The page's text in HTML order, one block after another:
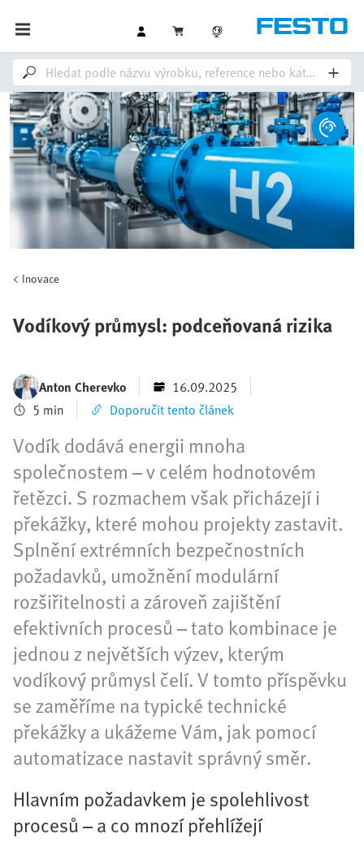
Inovace
Vodíkový průmysl: podceňovaná rizika
Anton Cherevko
16.09.2025
5 min
Doporučit tento článek
Vodík dodává energii mnoha
společnostem – v celém hodnotovém
řetězci. S rozmachem však přicházejí i
překážky, které mohou projekty zastavit.
Splnění extrémních bezpečnostních
požadavků, umožnění modulární
rozšiřitelnosti a zároveň zajištění
efektivních procesů – tato kombinace je
jednou z největších výzev, kterým
vodíkový průmysl čelí. V tomto příspěvku
se zaměříme na typické technické
překážky a ukážeme Vám, jak pomocí
automatizace nastavit správný směr.
Hlavním požadavkem je spolehlivost
procesů – a co mnozí přehlížejí